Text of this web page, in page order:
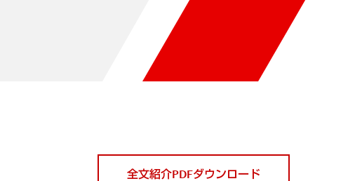
全文紹介PDFダウンロード